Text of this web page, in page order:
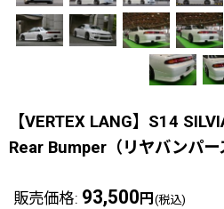
【VERTEX LANG】S14
Rear Bumper（リヤバンパー
販売価格: 93,500 円 (税込)